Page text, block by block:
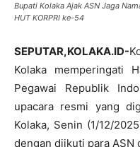
Bupati Kolaka Ajak ASN Jaga
HUT KORPRI ke-54
SEPUTAR,KOLAKA.ID-
Kolaka memperingati
Pegawai Republik
upacara resmi yang
Kolaka, Senin (1/12/
dengan diikuti para ASN